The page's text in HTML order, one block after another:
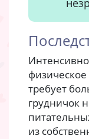
требует
грудничок
из